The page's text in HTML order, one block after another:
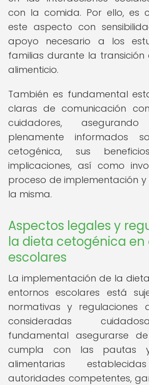
con la comida. Por ello, es
este aspecto con
apoyo necesario a los
familias durante la transición
alimenticio.
También es fundamental
claras de comunicación
cuidadores,
plenamente informados
cetogénica, sus
implicaciones, así como
proceso de implementación y
la misma.
Aspectos legales y
la dieta cetogénica en
escolares
La implementación de la
entornos escolares está
normativas y regulaciones
consideradas
fundamental asegurarse
cumpla con las pautas y
alimentarias
autoridades competentes,